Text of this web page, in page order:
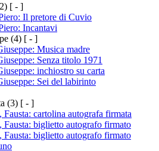
[ - ]
Il pretore di Cuvio
Incantavi
(4) [ - ]
Musica madre
Senza titolo 1971
inchiostro su carta
Sei del labirinto
(3) [ - ]
Fausta: cartolina autografa firmata
Fausta: biglietto autografo firmato
Fausta: biglietto autografo firmato